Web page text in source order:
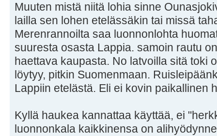
Muuten mistä niitä lohia sinne
lailla sen lohen etelässäkin tai missä
Merenrannoilta saa luonnonlohta
suuresta osasta Lappia. samoin rautu
haettava kaupasta. No latvoilla sitä toki
löytyy, pitkin Suomenmaan.
Lappiin etelästä. Eli ei kovin paikallinen
Kyllä haukea kannattaa käyttää, ei
luonnonkala kaikkinensa on